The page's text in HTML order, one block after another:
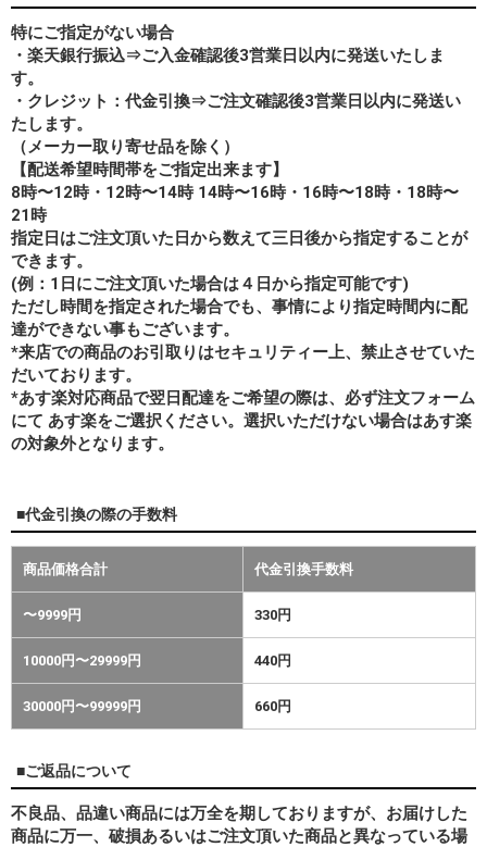
特にご指定がない場合
・楽天銀行振込⇒ご入金確認後3営業日以内に発送いたしま
す。
・クレジット：代金引換⇒ご注文確認後3営業日以内に発送い
たします。
（メーカー取り寄せ品を除く）
【配送希望時間帯をご指定出来ます】
8時〜12時・12時〜14時 14時〜16時・16時〜18時・18時〜
21時
指定日はご注文頂いた日から数えて三日後から指定することが
できます。
(例：1日にご注文頂いた場合は４日から指定可能です)
ただし時間を指定された場合でも、事情により指定時間内に配
達ができない事もございます。
*来店での商品のお引取りはセキュリティー上、禁止させていた
だいております。
*あす楽対応商品で翌日配達をご希望の際は、必ず注文フォーム
にて あす楽をご選択ください。選択いただけない場合はあす楽
の対象外となります。
■代金引換の際の手数料
商品価格合計 代金引換手数料
〜9999円 330円
10000円〜29999円 440円
30000円〜99999円 660円
■ご返品について
不良品、品違い商品には万全を期しておりますが、お届けした
商品に万一、破損あるいはご注文頂いた商品と異なっている場